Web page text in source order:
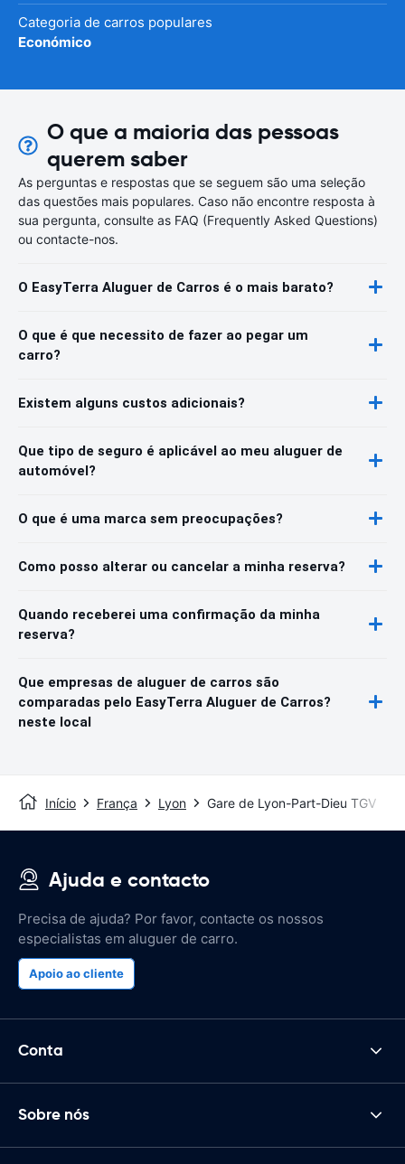
Categoria de carros populares
Económico
O que a maioria das pessoas
querem saber
As perguntas e respostas que se seguem são uma seleção
das questões mais populares. Caso não encontre resposta à
sua pergunta, consulte as FAQ (Frequently Asked Questions)
ou contacte-nos.
O EasyTerra Aluguer de Carros é o mais barato?
O que é que necessito de fazer ao pegar um
carro?
Existem alguns custos adicionais?
Que tipo de seguro é aplicável ao meu aluguer de
automóvel?
O que é uma marca sem preocupações?
Como posso alterar ou cancelar a minha reserva?
Quando receberei uma confirmação da minha
reserva?
Que empresas de aluguer de carros são
comparadas pelo EasyTerra Aluguer de Carros?
neste local
Início França Lyon Gare de Lyon-Part-Dieu TGV
Ajuda e contacto
Precisa de ajuda? Por favor, contacte os nossos
especialistas em aluguer de carro.
Apoio ao cliente
Conta
Sobre nós